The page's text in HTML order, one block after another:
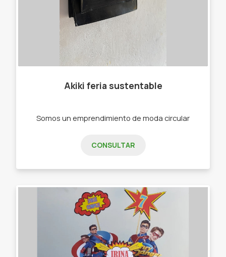
Akiki feria sustentable
Somos un emprendimiento de moda circular
CONSULTAR